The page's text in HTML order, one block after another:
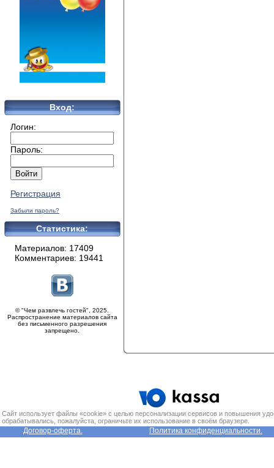
Вход:
Логин:
Пароль:
Регистрация
Забыли пароль?
Статистика:
Материалов: 17409
Комментариев: 19441
© "Чем развлечь гостей", 2025.
Распространение материалов сайта
без письменного разрешения
запрещено.
Сайт использует файлы «cookie» с целью персонализации сервисов и повышения
обрабатывались, пожалуйста, ограничьте их использование в своём браузере.
Договор-оферта. Политика конфиденциальности.